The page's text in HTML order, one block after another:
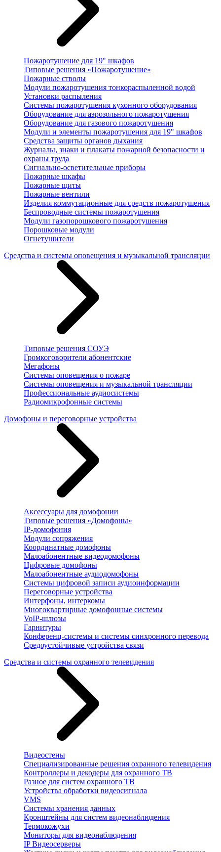
Пожаротушение для 19" шкафов
Типовые решения «Пожаротушение»
Пожарные стволы
Модули пожаротушения тонкораспыленной водой
Установки распыления
Системы пожаротушения кухонного оборудования
Оборудование для аэрозольного пожаротушения
Оборудование для газового пожаротушения
Модули и элементы пожаротушения для 19" шкафов
Средства защиты органов дыхания
Журналы, знаки и плакаты пожарной безопасности и
охраны труда
Сигнально-осветительные приборы
Пожарные шкафы
Пожарные щиты
Пожарные вентили
Изделия коммутационные для средств пожаротушения
Беспроводные системы пожаротушения
Модули газопорошкового пожаротушения
Порошковые модули
Огнетушители
Средства и системы оповещения и музыкальной трансляции
Типовые решения СОУЭ
Громкоговорители абонентские
Мегафоны
Системы оповещения о пожаре
Системы оповещения и музыкальной трансляции
Профессиональные аудиосистемы
Радиомикрофонные системы
Домофоны и переговорные устройства
Аксессуары для домофонии
Типовые решения «Домофоны»
IP-домофония
Модули сопряжения
Координатные домофоны
Малоабонентные видеодомофоны
Цифровые домофоны
Малоабонентные аудиодомофоны
Системы цифровой записи аудиоинформации
Переговорные устройства
Интерфоны, интеркомы
Многоквартирные домофонные системы
VoIP-шлюзы
Гарнитуры
Конференц-системы и системы синхронного перевода
Средоустойчивые устройства связи
Средства и системы охранного телевидения
Видеостены
Специализированные решения охранного телевидения
Контроллеры и декодеры для охранного ТВ
Разное для систем охранного ТВ
Устройства обработки видеосигнала
VMS
Системы хранения данных
Кронштейны для систем видеонаблюдения
Термокожухи
Мониторы для видеонаблюдения
IP Видеосерверы